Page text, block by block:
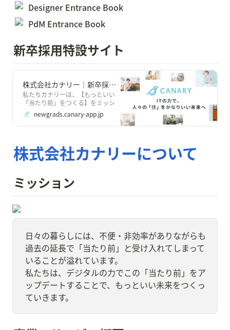
Designer Entrance Book
PdM Entrance Book
新卒採用特設サイト
株式会社カナリー｜新卒採用特設サイト
私たちカナリーは、【もっといい
「当たり前」をつくる】をミッシ
ョンに、住まい × ITの力で社会を
より良くすることを目指すスター
トアップです。 いわゆる「不動産
屋探し体験の実現を目指します。
newgrads.canary-app.jp
株式会社カナリーについて
ミッション
日々の暮らしには、不便・非効率がありながらも
過去の延長で「当たり前」と受け入れてしまって
いることが溢れています。
私たちは、デジタルの力でこの「当たり前」をア
ップデートすることで、もっといい未来をつくっ
ていきます。